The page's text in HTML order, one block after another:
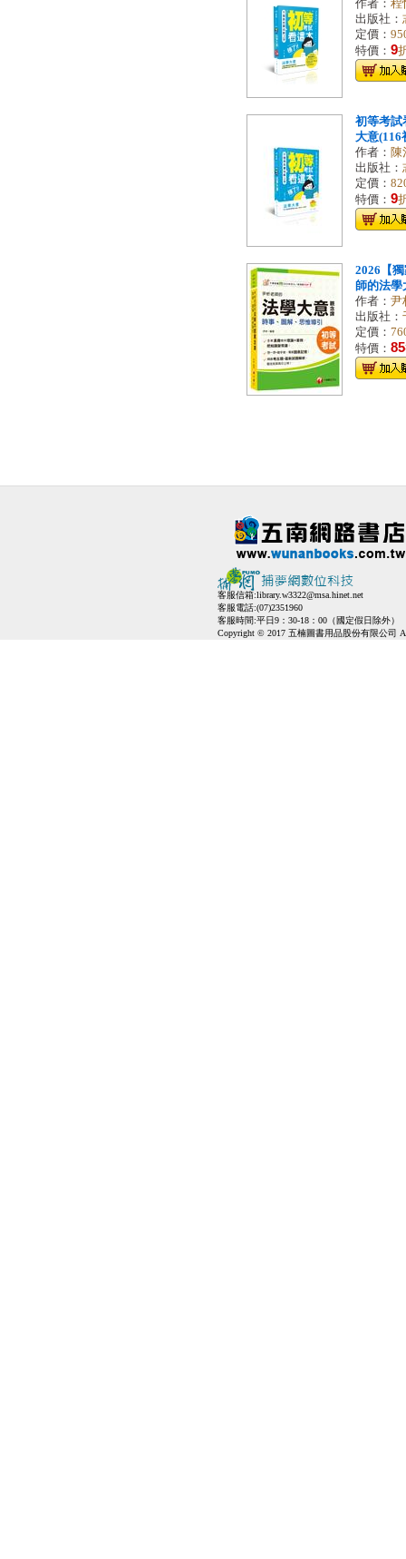
作者： 程
出版社：
定價：
特價： 9
初等考試
大意(116
作者： 陳
出版社：
定價：
特價： 9
2026【
師的法學
作者： 尹
出版社：
定價：
特價： 85
客服信箱:library.w3322@msa.hinet.net
客服電話:(07)2351960
客服時間:平日9：30-18：00（國定假日除外）
Copyright © 2017 五楠圖書用品股份有限公司